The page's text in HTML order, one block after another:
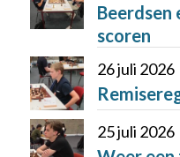
Beerdsen
scoren
26 juli 2026
25 juli 2026